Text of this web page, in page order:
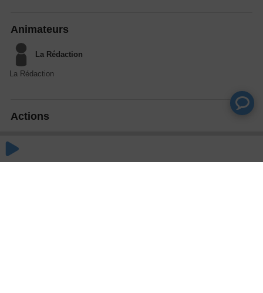
Animateurs
La Rédaction
La Rédaction
Actions